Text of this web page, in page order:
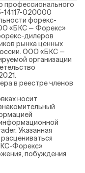
14117-020000
форекс-
«БКС — Форекс»
дилеров
рынка ценных
ООО «БКС —
организации
в реестре членов
носит
Указанная
Форекс»
побуждения